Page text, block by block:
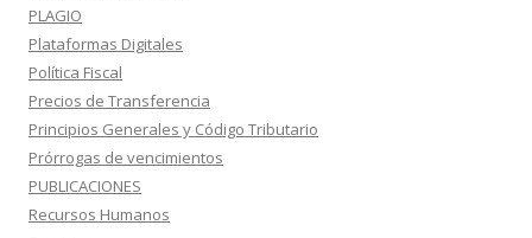
PLAGIO
Plataformas Digitales
Política Fiscal
Precios de Transferencia
Principios Generales y Código Tributario
Prórrogas de vencimientos
PUBLICACIONES
Recursos Humanos